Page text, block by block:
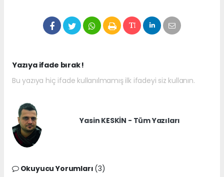
Yazıya ifade bırak !
Bu yazıya hiç ifade kullanılmamış ilk ifadeyi siz kullanın.
Yasin KESKİN - Tüm Yazıları
Okuyucu Yorumları (3)